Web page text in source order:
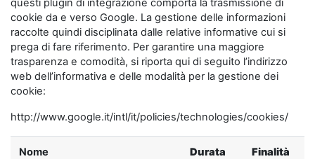
questi plugin di integrazione comporta la trasmissione di
cookie da e verso Google. La gestione delle informazioni
raccolte quindi disciplinata dalle relative informative cui si
prega di fare riferimento. Per garantire una maggiore
trasparenza e comodità, si riporta qui di seguito l’indirizzo
web dell’informativa e delle modalità per la gestione dei
cookie:
http://www.google.it/intl/it/policies/technologies/cookies/
Nome Durata Finalità